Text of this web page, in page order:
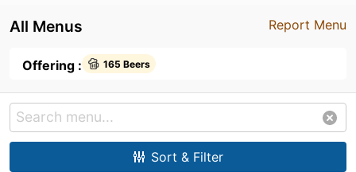
Report Menu
All Menus
Offering : 165 Beers
Sort & Filter